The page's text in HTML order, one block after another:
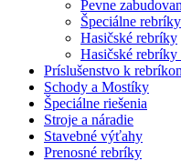
Pevne
Špeciálne rebríky
Hasičské rebríky
Hasičské
Príslušenstvo k
Schody a Mostíky
Špeciálne riešenia
Stroje a náradie
Stavebné výťahy
Prenosné rebríky